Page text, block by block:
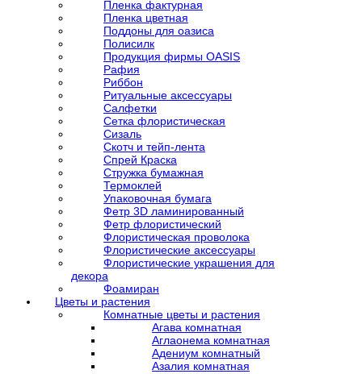
Пленка фактурная
Пленка цветная
Поддоны для оазиса
Полисилк
Продукция фирмы OASIS
Рафия
Риббон
Ритуальные аксессуары
Салфетки
Сетка флористическая
Сизаль
Скотч и тейп-лента
Спрей Краска
Стружка бумажная
Термоклей
Упаковочная бумага
Фетр 3D ламинированный
Фетр флористический
Флористическая проволока
Флористические аксессуары
Флористические украшения для
декора
Фоамиран
Цветы и растения
Комнатные цветы и растения
Агава комнатная
Аглаонема комнатная
Адениум комнатный
Азалия комнатная